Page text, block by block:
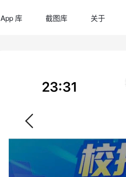
App 库 截图库 关于